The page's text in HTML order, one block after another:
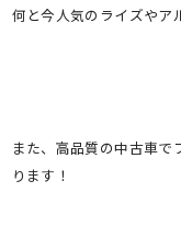
何と今人気のライズやア
また、高品質の中古車で
ります！